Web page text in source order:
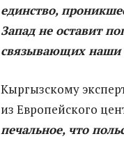
единство,
Запад не оставит
связывающих наши
Кыргызскому
из Европейского
печальное, что